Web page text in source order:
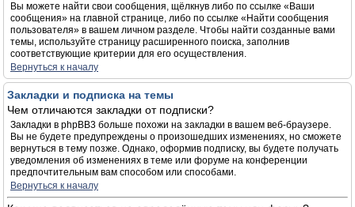
Вы можете найти свои сообщения, щёлкнув либо по ссылке «Ваши
сообщения» на главной странице, либо по ссылке «Найти сообщения
пользователя» в вашем личном разделе. Чтобы найти созданные вами
темы, используйте страницу расширенного поиска, заполнив
соответствующие критерии для его осуществления.
Вернуться к началу
Закладки и подписка на темы
Чем отличаются закладки от подписки?
Закладки в phpBB3 больше похожи на закладки в вашем веб-браузере.
Вы не будете предупреждены о произошедших изменениях, но сможете
вернуться в тему позже. Однако, оформив подписку, вы будете получать
уведомления об изменениях в теме или форуме на конференции
предпочтительным вам способом или способами.
Вернуться к началу